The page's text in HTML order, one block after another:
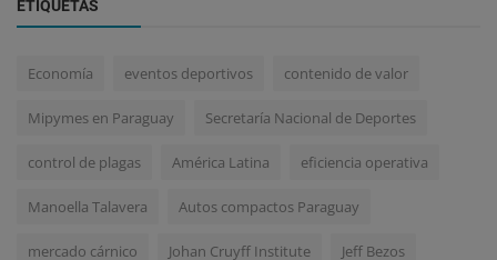
ETIQUETAS
Economía eventos deportivos contenido de valor
Mipymes en Paraguay Secretaría Nacional de Deportes
control de plagas América Latina eficiencia operativa
Manoella Talavera Autos compactos Paraguay
mercado cárnico Johan Cruyff Institute Jeff Bezos